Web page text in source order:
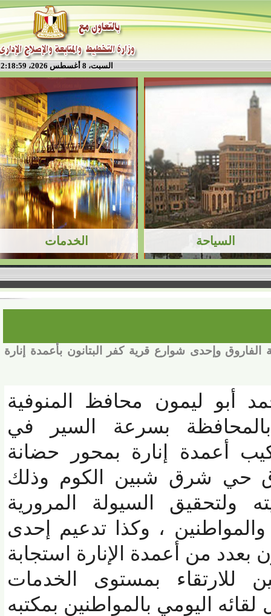
السبت، 8 أغسطس 2026، 2:18:59 م
وإحدى شوارع قرية كفر البتانون بأعمدة إنارة
أبو ليمون محافظ المنوفية
بسرعة السير في
أعمدة إنارة بمحور حضانة
حي شرق شبين الكوم وذلك
السيولة المرورية
، وكذا تدعيم إحدى
من أعمدة الإنارة استجابة
بمستوى الخدمات
اليومي بالمواطنين بمكتبه